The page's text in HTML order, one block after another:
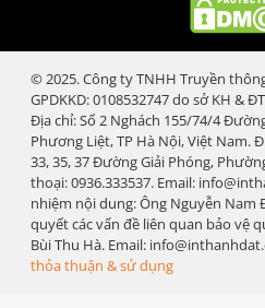
© 2025. Công ty TNHH Truyền
GPDKKD: 0108532747 do sở KH &
Địa chỉ: Số 2 Nghách 155/74/4
Phương Liệt, TP Hà Nội, Việt Nam.
33, 35, 37 Đường Giải Phóng,
thoại: 0936.333537. Email:
nhiệm nội dung: Ông Nguyễn Nam
quyết các vấn đề liên quan bảo vệ
Bùi Thu Hà. Email:
thỏa thuận & sử dụng